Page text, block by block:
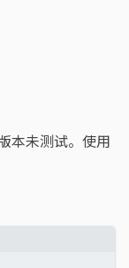
本未测试。使用